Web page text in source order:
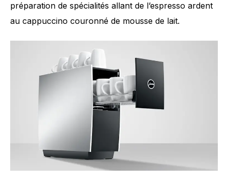
préparation de spécialités allant de l’espresso ardent
au cappuccino couronné de mousse de lait.